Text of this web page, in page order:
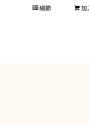
細節 加